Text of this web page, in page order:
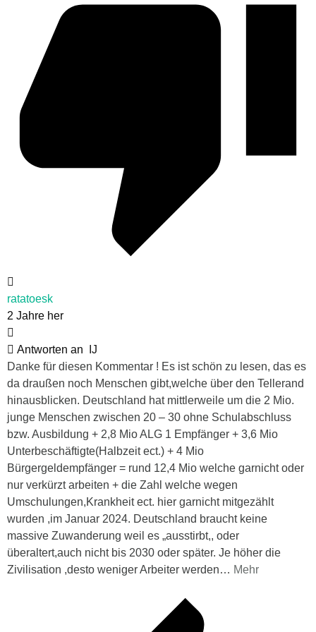
ratatoesk
2 Jahre her
Antworten an
IJ
Danke für diesen Kommentar ! Es ist schön zu lesen, das es
da draußen noch Menschen gibt,welche über den Tellerand
hinausblicken. Deutschland hat mittlerweile um die 2 Mio.
junge Menschen zwischen 20 – 30 ohne Schulabschluss
bzw. Ausbildung + 2,8 Mio ALG 1 Empfänger + 3,6 Mio
Unterbeschäftigte(Halbzeit ect.) + 4 Mio
Bürgergeldempfänger = rund 12,4 Mio welche garnicht oder
nur verkürzt arbeiten + die Zahl welche wegen
Umschulungen,Krankheit ect. hier garnicht mitgezählt
wurden ,im Januar 2024. Deutschland braucht keine
massive Zuwanderung weil es „ausstirbt,, oder
überaltert,auch nicht bis 2030 oder später. Je höher die
Zivilisation ,desto weniger Arbeiter werden… Mehr